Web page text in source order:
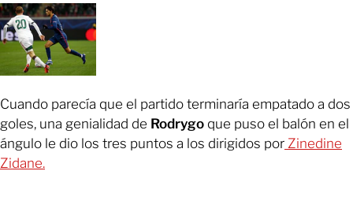
Cuando parecía que el partido terminaría empatado a dos
goles, una genialidad de Rodrygo que puso el balón en el
ángulo le dio los tres puntos a los dirigidos por Zinedine
Zidane.